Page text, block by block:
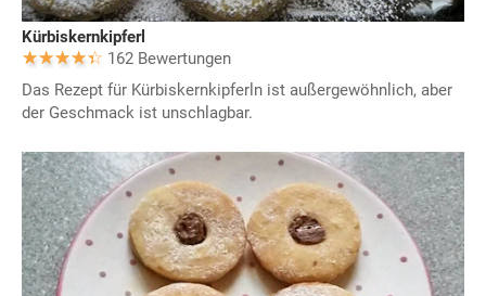
Kürbiskernkipferl
162 Bewertungen
Das Rezept für Kürbiskernkipferln ist außergewöhnlich, aber
der Geschmack ist unschlagbar.